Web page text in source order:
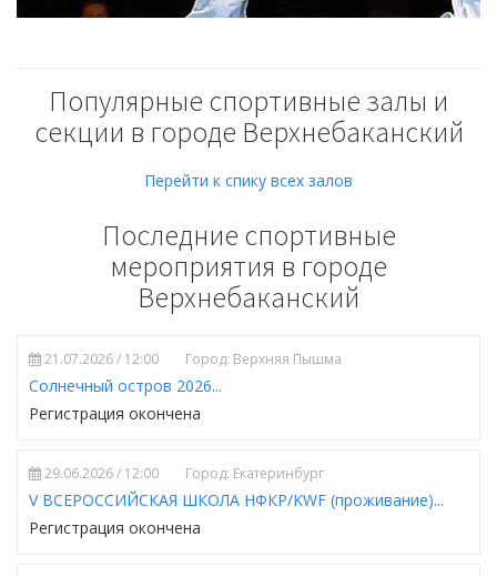
Популярные спортивные залы и
секции в городе Верхнебаканский
Перейти к спику всех залов
Последние спортивные
мероприятия в городе
Верхнебаканский
21.07.2026 / 12:00 Город: Верхняя Пышма
Солнечный остров 2026...
Регистрация окончена
29.06.2026 / 12:00 Город: Екатеринбург
V ВСЕРОССИЙСКАЯ ШКОЛА НФКР/KWF (проживание)...
Регистрация окончена